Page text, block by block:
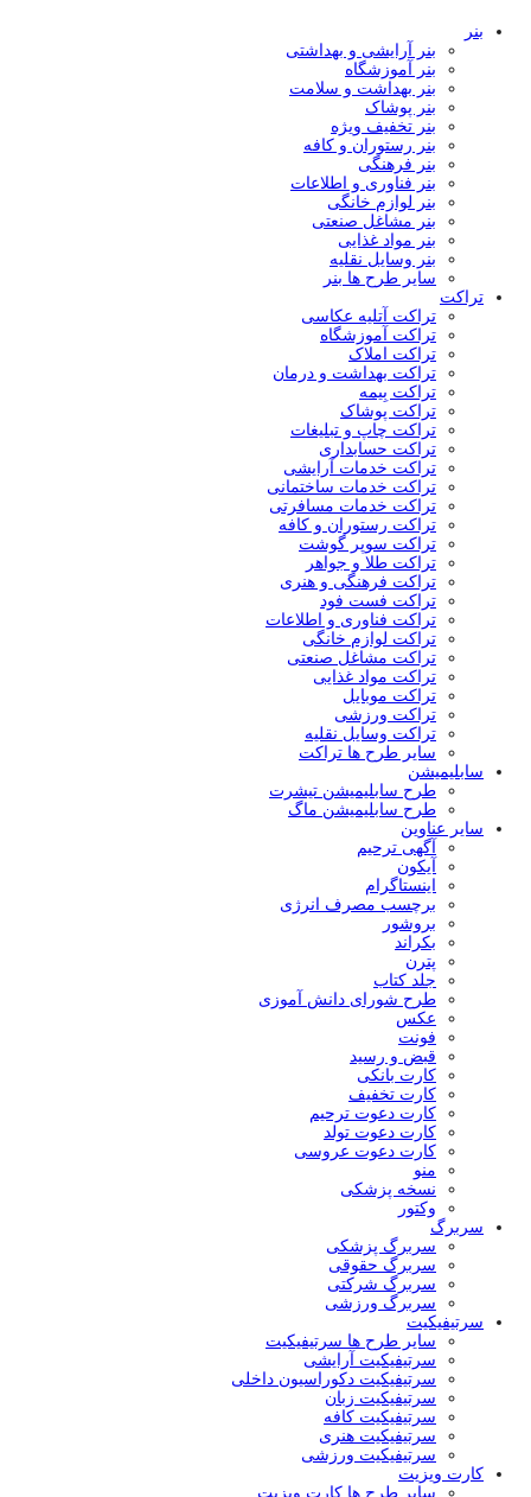
بنر
بنر آرایشی و بهداشتی
بنر آموزشگاه
بنر بهداشت و سلامت
بنر پوشاک
بنر تخفیف ویژه
بنر رستوران و کافه
بنر فرهنگی
بنر فناوری و اطلاعات
بنر لوازم خانگی
بنر مشاغل صنعتی
بنر مواد غذایی
بنر وسایل نقلیه
سایر طرح ها بنر
تراکت
تراکت آتلیه عکاسی
تراکت آموزشگاه
تراکت املاک
تراکت بهداشت و درمان
تراکت بِيمه
تراکت پوشاک
تراکت چاپ و تبلیغات
تراکت حسابداری
تراکت خدمات آرایشی
تراکت خدمات ساختمانی
تراکت خدمات مسافرتی
تراکت رستوران و کافه
تراکت سوپر گوشت
تراکت طلا و جواهر
تراکت فرهنگی و هنری
تراکت فست فود
تراکت فناوری و اطلاعات
تراکت لوازم خانگی
تراکت مشاغل صنعتی
تراکت مواد غذایی
تراکت موبایل
تراکت ورزشی
تراکت وسایل نقلیه
سایر طرح ها تراکت
سابلیمیشن
طرح سابلیمیشن تیشرت
طرح سابلیمیشن ماگ
سایر عناوین
آگهی ترحیم
آیکون
اینستاگرام
برچسب مصرف انرژی
بروشور
بکراند
پترن
جلد کتاب
طرح شورای دانش آموزی
عکس
فونت
قبض و رسید
کارت بانکی
کارت تخفیف
کارت دعوت ترحیم
کارت دعوت تولد
کارت دعوت عروسی
منو
نسخه پزشکی
وکتور
سربرگ
سربرگ پزشکی
سربرگ حقوقی
سربرگ شرکتی
سربرگ ورزشی
سرتیفیکیت
سایر طرح ها سرتیفیکیت
سرتیفیکیت آرایشی
سرتیفیکیت دکوراسیون داخلی
سرتیفیکیت زبان
سرتیفیکیت کافه
سرتیفیکیت هنری
سرتیفیکیت ورزشی
کارت ویزیت
سایر طرح ها کارت ویزیت